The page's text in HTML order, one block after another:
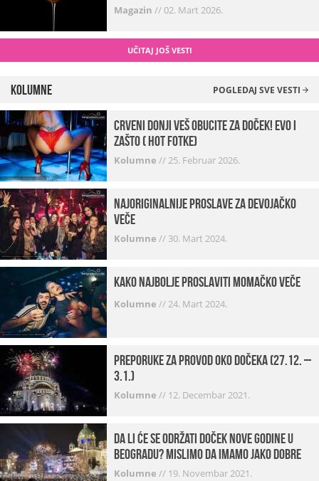
Magazin //02. Mart 2026.
UČITAJ JOŠ VESTI
Kolumne POGLEDAJ SVE VESTI
Crveni donji veš obucite za doček! Evo i
zašto ( hot fotke)
Kolumne //25. Februar 2026.
Najoriginalnije proslave za devojačko
veče
Kolumne // 30. Mart 2024.
Kako najbolje proslaviti momačko veče
Kolumne //24. Mart 2024.
Preporuke za provod oko dočeka (27.12. –
3.1.)
Kolumne // 12. Decembar 2021.
Da li će se održati doček Nove godine u
Beogradu? Mislimo da imamo jako DOBRE
VESTI!
Kolumne // 19. Novembar 2021.